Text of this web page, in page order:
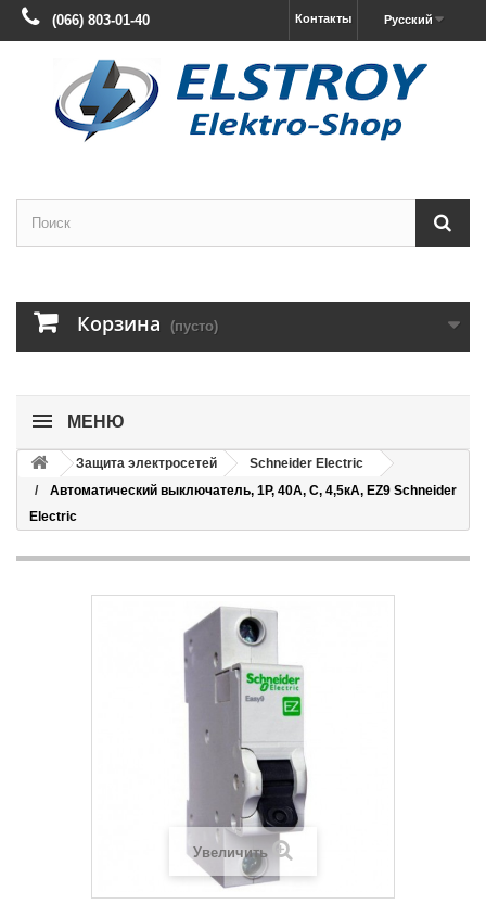
Русский
Контакты
(066) 803-01-40
Корзина (пусто)
МЕНЮ
Защита электросетей
Schneider Electric
Автоматический выключатель, 1Р, 40А, С, 4,5кА, EZ9 Schneider
Electric
Увеличить